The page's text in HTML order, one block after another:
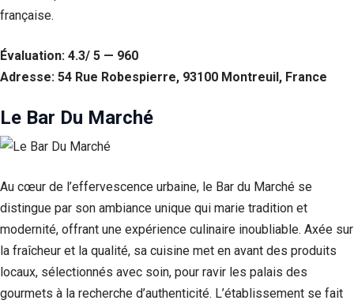
française.
Évaluation: 4.3/ 5 — 960
Adresse: 54 Rue Robespierre, 93100 Montreuil, France
Le Bar Du Marché
Au cœur de l’effervescence urbaine, le Bar du Marché se
distingue par son ambiance unique qui marie tradition et
modernité, offrant une expérience culinaire inoubliable. Axée sur
la fraîcheur et la qualité, sa cuisine met en avant des produits
locaux, sélectionnés avec soin, pour ravir les palais des
gourmets à la recherche d’authenticité. L’établissement se fait
Nécessaire
Ces cookies ne
sont pas
facultatifs. Ils
sont
nécessaires au